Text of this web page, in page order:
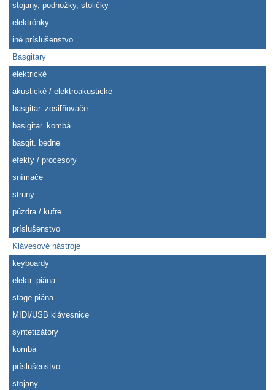
stojany, podnožky, stoličky
elektrónky
iné príslušenstvo
Basgitary
elektrické
akustické / elektroakustické
basgitar. zosiľňovače
basigitar. kombá
basgit. bedne
efekty / procesory
snímače
struny
púzdra / kufre
príslušenstvo
Klávesové nástroje
keyboardy
elektr. piána
stage piána
MIDI/USB klávesnice
syntetizátory
kombá
príslušenstvo
stojany